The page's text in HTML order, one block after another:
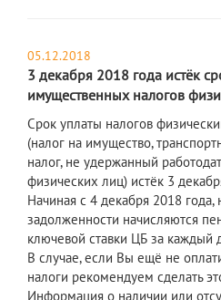
05.12.2018
3 декабря 2018 года истёк
имущественных налогов
Срок уплаты налогов
(налог на имущество,
налог, не удержанный
физических лиц) истёк 3
Начиная с 4 декабря 2018
задолженности начисляются
ключевой ставки ЦБ за каждый
В случае, если Вы ещё не
налоги рекомендуем сделать
Информация о наличии или